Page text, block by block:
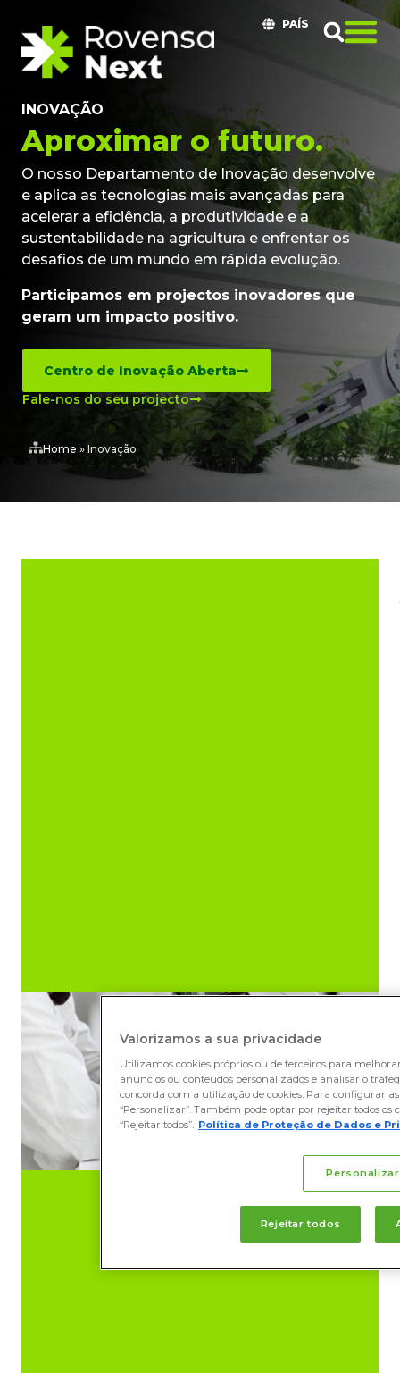
PAÍS
INOVAÇÃO
Aproximar o futuro.
O nosso Departamento de Inovação desenvolve
e aplica as tecnologias mais avançadas para
acelerar a eficiência, a produtividade e a
sustentabilidade na agricultura e enfrentar os
desafios de um mundo em rápida evolução.
Participamos em projectos inovadores que
geram um impacto positivo.
Centro de Inovação Aberta
Fale-nos do seu projecto
Home » Inovação
Valorizamos a sua privacidade
Utilizamos cookies próprios ou de terceiros para
anúncios ou conteúdos personalizados e analisar o
concorda com a utilização de cookies. Para configurar
“Personalizar”. Também pode optar por rejeitar todos os
“Rejeitar todos”. Política de Proteção de Dados e
Personalizar
Rejeitar todos